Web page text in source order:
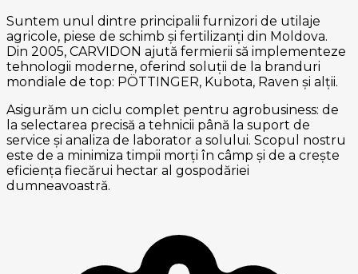
Suntem unul dintre principalii furnizori de utilaje
agricole, piese de schimb și fertilizanți din Moldova.
Din 2005, CARVIDON ajută fermierii să implementeze
tehnologii moderne, oferind soluții de la branduri
mondiale de top: PÖTTINGER, Kubota, Raven și alții.
Asigurăm un ciclu complet pentru agrobusiness: de
la selectarea precisă a tehnicii până la suport de
service și analiza de laborator a solului. Scopul nostru
este de a minimiza timpii morți în câmp și de a crește
eficiența fiecărui hectar al gospodăriei
dumneavoastră.